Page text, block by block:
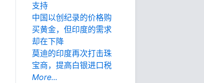
支持
中国以创纪录的价格购
买黄金，但印度的需求
却在下降
莫迪的印度再次打击珠
宝商，提高白银进口税
More...